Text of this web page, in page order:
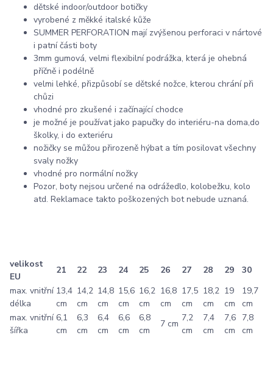
dětské indoor/outdoor botičky
vyrobené z měkké italské kůže
SUMMER PERFORATION mají zvýšenou perforaci v nártové
i patní části boty
3mm gumová, velmi flexibilní podrážka, která je ohebná
příčně i podélně
velmi lehké, přizpůsobí se dětské nožce, kterou chrání při
chůzi
vhodné pro zkušené i začínající chodce
je možné je používat jako papučky do interiéru-na doma,do
školky, i do exteriéru
nožičky se můžou přirozeně hýbat a tím posilovat všechny
svaly nožky
vhodné pro normální nožky
Pozor, boty nejsou určené na odrážedlo, kolobežku, kolo
atd. Reklamace takto poškozených bot nebude uznaná.
velikost
EU
21 22 23 24 25 26 27 28 29
30
max. vnitřní
délka
13,4
cm
14,2
cm
14,8
cm
15,6
cm
16,2
cm
16,8
cm
17,5
cm
18,2
cm
19
cm
19,7
cm
max. vnitřní
šířka
6,1
cm
6,3
cm
6,4
cm
6,6
cm
6,8
cm
7 cm
7,2
cm
7,4
cm
7,6
cm
7,8
cm